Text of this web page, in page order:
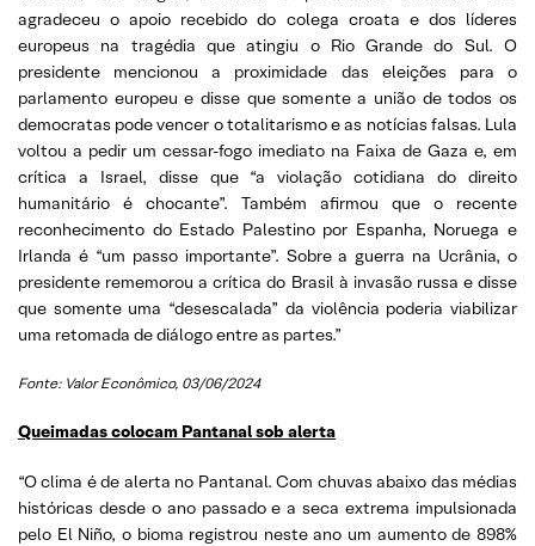
agradeceu o apoio recebido do colega croata e dos líderes
europeus na tragédia que atingiu o Rio Grande do Sul. O
presidente mencionou a proximidade das eleições para o
parlamento europeu e disse que somente a união de todos os
democratas pode vencer o totalitarismo e as notícias falsas. Lula
voltou a pedir um cessar-fogo imediato na Faixa de Gaza e, em
crítica a Israel, disse que “a violação cotidiana do direito
humanitário é chocante”. Também afirmou que o recente
reconhecimento do Estado Palestino por Espanha, Noruega e
Irlanda é “um passo importante”. Sobre a guerra na Ucrânia, o
presidente rememorou a crítica do Brasil à invasão russa e disse
que somente uma “desescalada” da violência poderia viabilizar
uma retomada de diálogo entre as partes.”
Fonte: Valor Econômico, 03/06/2024
Queimadas colocam Pantanal sob alerta
“O clima é de alerta no Pantanal. Com chuvas abaixo das médias
históricas desde o ano passado e a seca extrema impulsionada
pelo El Niño, o bioma registrou neste ano um aumento de 898%